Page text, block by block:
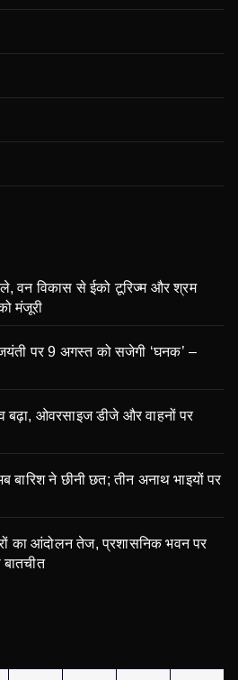
वन विकास से ईको टूरिज्म और श्रम
मंजूरी
पर 9 अगस्त को सजेगी ‘घनक’ –
बढ़ा, ओवरसाइज डीजे और वाहनों पर
बारिश ने छीनी छत; तीन अनाथ भाइयों पर
का आंदोलन तेज, प्रशासनिक भवन पर